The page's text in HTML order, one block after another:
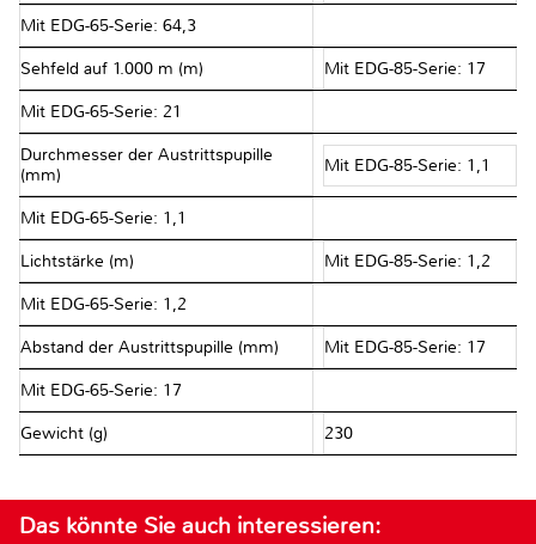
Mit EDG-65-Serie: 64,3
Sehfeld auf 1.000 m (m) Mit EDG-85-Serie: 17
Mit EDG-65-Serie: 21
Durchmesser der Austrittspupille
(mm)
Mit EDG-85-Serie: 1,1
Mit EDG-65-Serie: 1,1
Lichtstärke (m) Mit EDG-85-Serie: 1,2
Mit EDG-65-Serie: 1,2
Abstand der Austrittspupille (mm) Mit EDG-85-Serie: 17
Mit EDG-65-Serie: 17
Gewicht (g) 230
Das könnte Sie auch interessieren: